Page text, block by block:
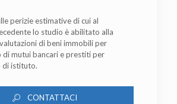
perizie estimative di cui al
lo studio è abilitato alla
di beni immobili per
mutui bancari e prestiti per
di istituto.
CONTATTACI